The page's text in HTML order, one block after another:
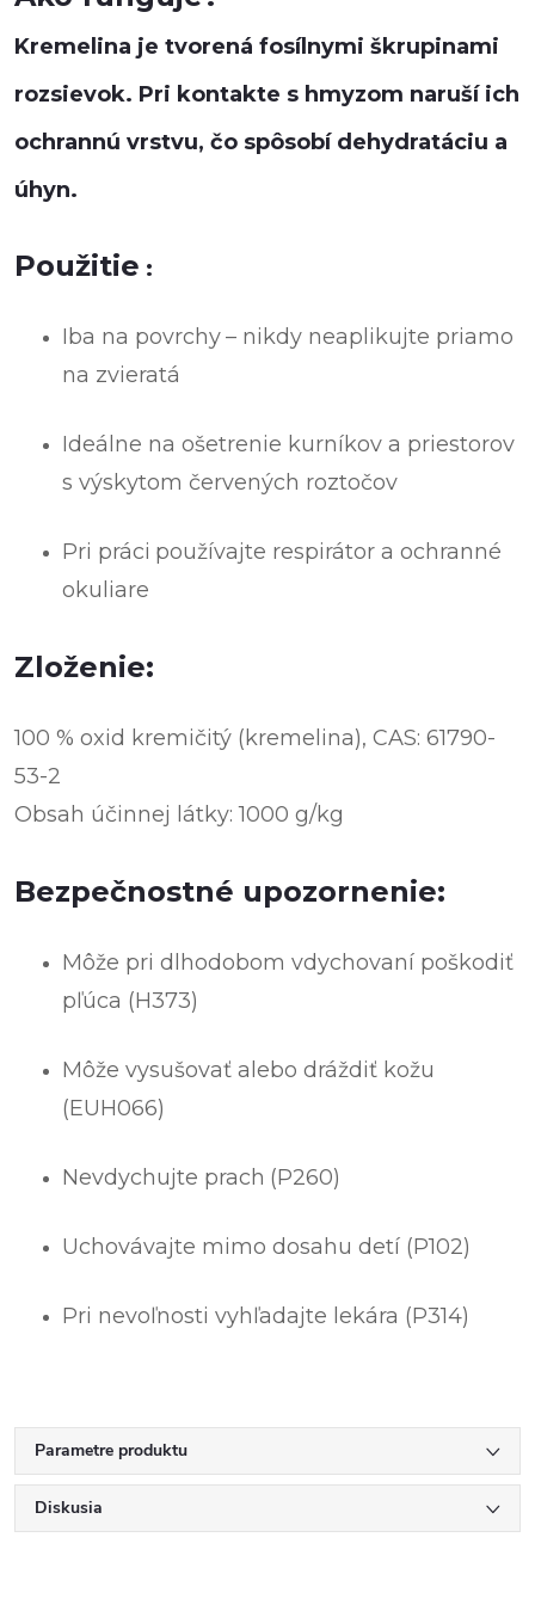
Kremelina je tvorená fosílnymi škrupinami
rozsievok. Pri kontakte s hmyzom naruší ich
ochrannú vrstvu, čo spôsobí dehydratáciu a
úhyn.
Použitie :
Iba na povrchy– nikdy neaplikujte priamo
na zvieratá
Ideálne na ošetrenie kurníkov a priestorov
s výskytom červených roztočov
Pri práci používajte respirátor a ochranné
okuliare
Zloženie:
100 % oxid kremičitý (kremelina), CAS: 61790-
53-2
Obsah účinnej látky: 1000 g/kg
Bezpečnostné upozornenie:
Môže pri dlhodobom vdychovaní poškodiť
pľúca (H373)
Môže vysušovať alebo dráždiť kožu
(EUH066)
Nevdychujte prach (P260)
Uchovávajte mimo dosahu detí (P102)
Pri nevoľnosti vyhľadajte lekára (P314)
Parametre produktu
Diskusia